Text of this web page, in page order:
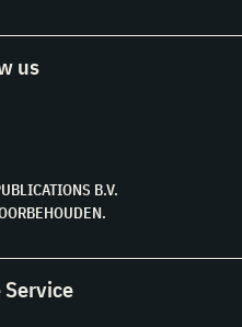
us
B.V.
Service